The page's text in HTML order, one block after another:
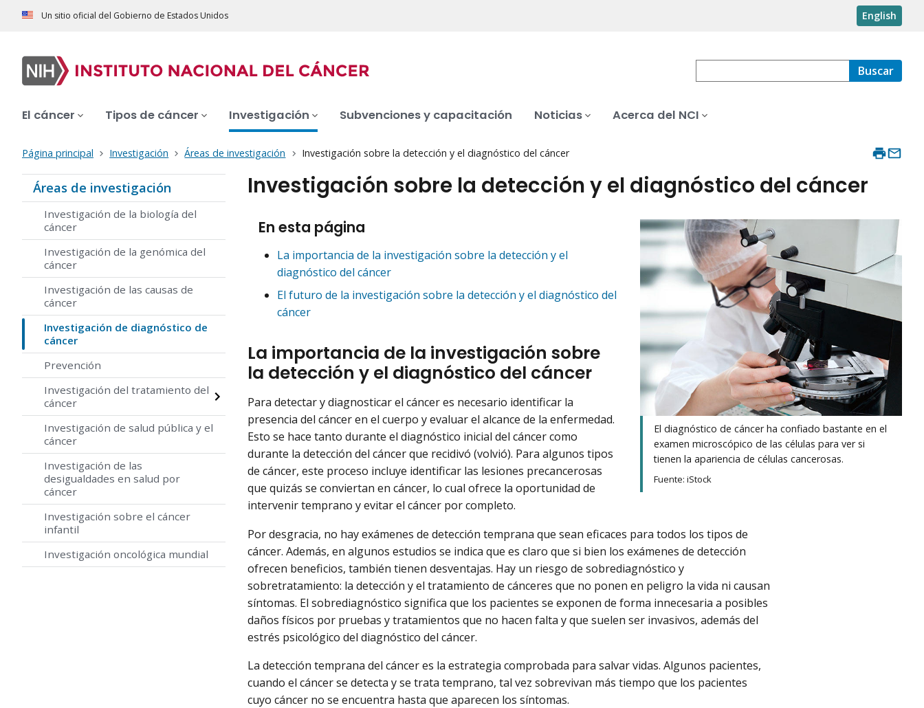
Un sitio oficial del Gobierno de Estados Unidos English
Buscar
El cáncer Tipos de cáncer Investigación Subvenciones y capacitación Noticias Acerca del NCI
Página principal Investigación Áreas de investigación Investigación sobre la detección y el diagnóstico del cáncer
Áreas de investigación
Investigación de la biología del
cáncer
Investigación de la genómica del
cáncer
Investigación de las causas de
cáncer
Investigación de diagnóstico de
cáncer
Prevención
Investigación del tratamiento del
cáncer
Investigación de salud pública y el
cáncer
Investigación de las
desigualdades en salud por
cáncer
Investigación sobre el cáncer
infantil
Investigación oncológica mundial
Investigación sobre la detección y el diagnóstico del cáncer
El diagnóstico de cáncer ha confiado bastante en el
examen microscópico de las células para ver si
tienen la apariencia de células cancerosas.
Fuente: iStock
En esta página
La importancia de la investigación sobre la detección y el
diagnóstico del cáncer
El futuro de la investigación sobre la detección y el diagnóstico del
cáncer
La importancia de la investigación sobre
la detección y el diagnóstico del cáncer
Para detectar y diagnosticar el cáncer es necesario identificar la
presencia del cáncer en el cuerpo y evaluar el alcance de la enfermedad.
Esto se hace tanto durante el diagnóstico inicial del cáncer como
durante la detección del cáncer que recidivó (volvió). Para algunos tipos
de cáncer, este proceso incluye identificar las lesiones precancerosas
que quizás se conviertan en cáncer, lo cual ofrece la oportunidad de
intervenir temprano y evitar el cáncer por completo.
Por desgracia, no hay exámenes de detección temprana que sean eficaces para todos los tipos de
cáncer. Además, en algunos estudios se indica que es claro que si bien los exámenes de detección
ofrecen beneficios, también tienen desventajas. Hay un riesgo de sobrediagnóstico y
sobretratamiento: la detección y el tratamiento de cánceres que no ponen en peligro la vida ni causan
síntomas. El sobrediagnóstico significa que los pacientes se exponen de forma innecesaria a posibles
daños físicos por pruebas y tratamientos que no hacen falta y que suelen ser invasivos, además del
estrés psicológico del diagnóstico del cáncer.
La detección temprana del cáncer es la estrategia comprobada para salvar vidas. Algunos pacientes,
cuando el cáncer se detecta y se trata temprano, tal vez sobrevivan más tiempo que los pacientes
cuyo cáncer no se encuentra hasta que aparecen los síntomas.